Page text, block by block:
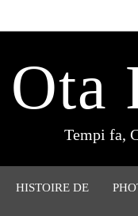
Ota
Tempi fa,
HISTOIRE DE